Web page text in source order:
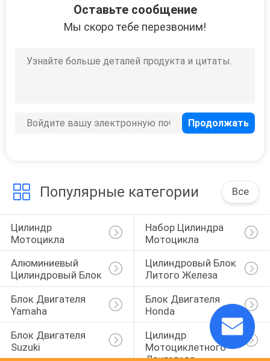
Оставьте сообщение
Мы скоро тебе перезвоним!
Популярные категории Все
Цилиндр
Мотоцикла
Набор Цилиндра
Мотоцикла
Алюминиевый
Цилиндровый Блок
Цилиндровый Блок
Литого Железа
Блок Двигателя
Yamaha
Блок Двигателя
Honda
Блок Двигателя
Suzuki
Цилиндр
Мотоциклетного